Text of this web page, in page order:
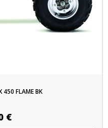
450 FLAME BK
€